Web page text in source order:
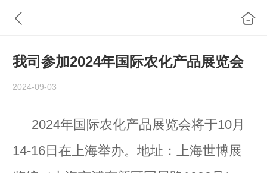
我司参加2024年国际农化产品展览会
2024-09-03
2024年国际农化产品展览会将于10月
14-16日在上海举办。地址：上海世博展